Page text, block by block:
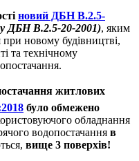
новий ДБН В.2.5-
ДБН В.2.5-20-2001), яким
новому будівництві,
та технічному
житлових
було обмежено
обладнання
водопостачання в
вище 3 поверхів!